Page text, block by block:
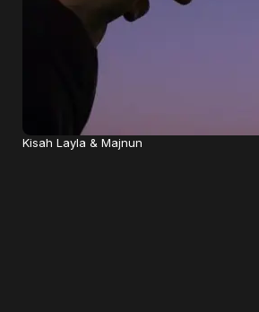
Kisah Layla & Majnun